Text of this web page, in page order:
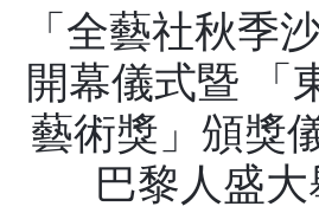
「全藝社秋季
開幕儀式暨 「
藝術獎」頒獎
巴黎人盛大